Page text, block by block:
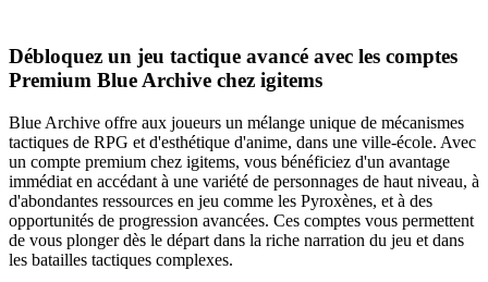
Débloquez un jeu tactique avancé avec les comptes
Premium Blue Archive chez igitems
Blue Archive offre aux joueurs un mélange unique de mécanismes
tactiques de RPG et d'esthétique d'anime, dans une ville-école. Avec
un compte premium chez igitems, vous bénéficiez d'un avantage
immédiat en accédant à une variété de personnages de haut niveau, à
d'abondantes ressources en jeu comme les Pyroxènes, et à des
opportunités de progression avancées. Ces comptes vous permettent
de vous plonger dès le départ dans la riche narration du jeu et dans
les batailles tactiques complexes.